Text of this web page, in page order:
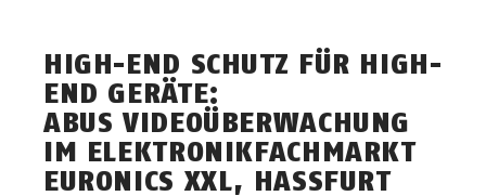
HIGH-END SCHUTZ FÜR HIGH-
END GERÄTE:
ABUS VIDEOÜBERWACHUNG
IM ELEKTRONIKFACHMARKT
EURONICS XXL, HASSFURT